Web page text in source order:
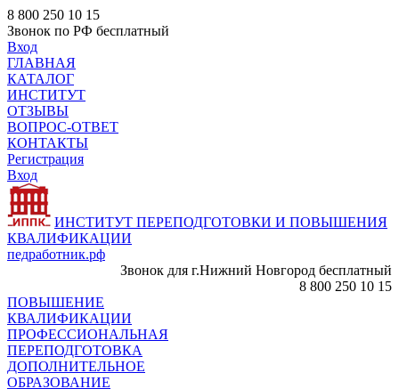
8 800 250 10 15
Звонок по РФ бесплатный
Вход
ГЛАВНАЯ
КАТАЛОГ
ИНСТИТУТ
ОТЗЫВЫ
ВОПРОС-ОТВЕТ
КОНТАКТЫ
Регистрация
Вход
ИНСТИТУТ ПЕРЕПОДГОТОВКИ И ПОВЫШЕНИЯ
КВАЛИФИКАЦИИ
педработник.рф
Звонок для г.Нижний Новгород бесплатный
8 800 250 10 15
ПОВЫШЕНИЕ
КВАЛИФИКАЦИИ
ПРОФЕССИОНАЛЬНАЯ
ПЕРЕПОДГОТОВКА
ДОПОЛНИТЕЛЬНОЕ
ОБРАЗОВАНИЕ